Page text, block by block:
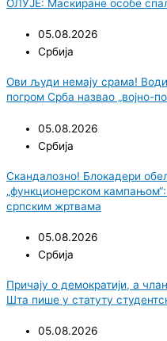
ОЛУЈЕ: Маскиране особе
05.08.2026
Србија
Ови људи немају срама!
погром Срба назвао „војно-
05.08.2026
Србија
Скандалозно! Блокадери
„функционерском
српским жртвама
05.08.2026
Србија
Причају о демократији, а
Шта пише у статуту
05.08.2026